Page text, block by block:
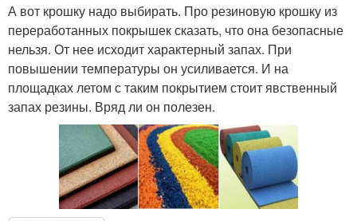
А вот крошку надо выбирать. Про резиновую крошку из
переработанных покрышек сказать, что она безопасные
нельзя. От нее исходит характерный запах. При
повышении температуры он усиливается. И на
площадках летом с таким покрытием стоит явственный
запах резины. Вряд ли он полезен.